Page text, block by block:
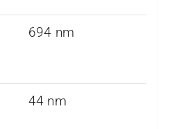
694 nm
44 nm